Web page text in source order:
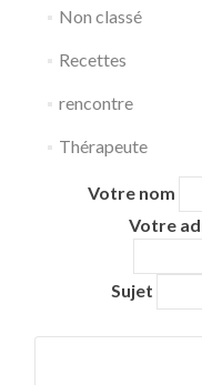
Non classé
Recettes
rencontre
Thérapeute
Votre nom
Votre
Sujet